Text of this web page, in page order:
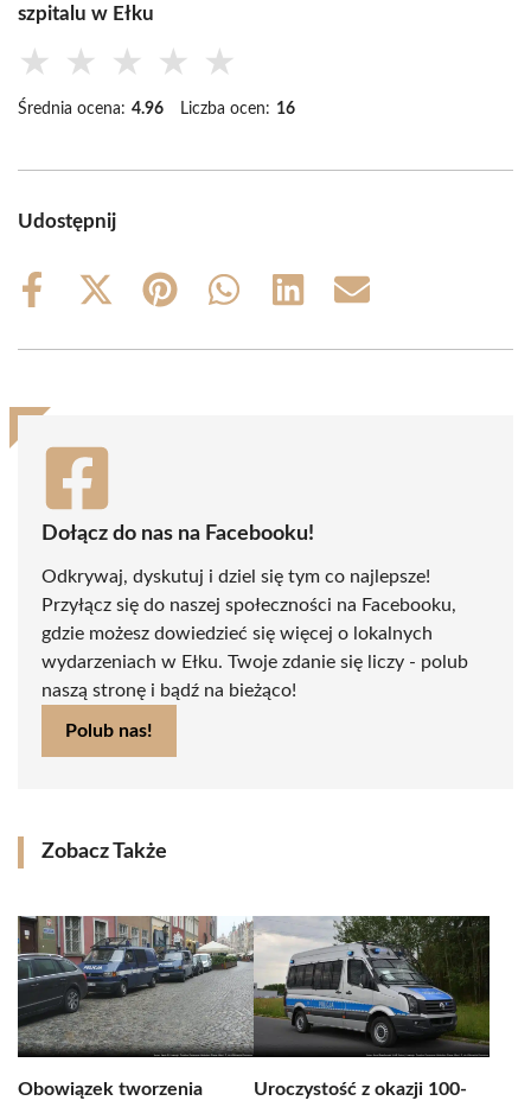
szpitalu w Ełku
★ ★ ★ ★ ★
Średnia ocena: 4.96 Liczba ocen: 16
Udostępnij
Share
Share
(Twitter)
Share
Share
Share
Share
Dołącz do nas na Facebooku!
Odkrywaj, dyskutuj i dziel się tym co najlepsze!
Przyłącz się do naszej społeczności na Facebooku,
gdzie możesz dowiedzieć się więcej o lokalnych
wydarzeniach w Ełku. Twoje zdanie się liczy - polub
naszą stronę i bądź na bieżąco!
Polub nas!
Zobacz Także
Obowiązek tworzenia Uroczystość z okazji 100-